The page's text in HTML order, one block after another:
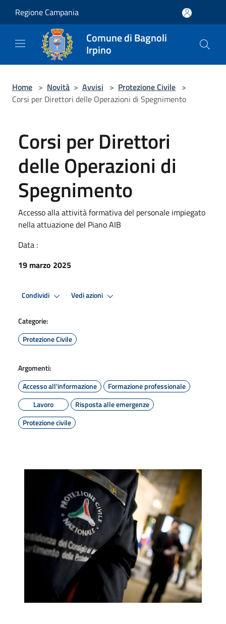
Regione Campania
Comune di Bagnoli
Irpino
Home > Novità > Avvisi > Protezione Civile >
Corsi per Direttori delle Operazioni di Spegnimento
Corsi per Direttori
delle Operazioni di
Spegnimento
Accesso alla attività formativa del personale impiegato
nella attuazione del Piano AIB
Data :
19 marzo 2025
Condividi Vedi azioni
Categorie:
Protezione Civile
Argomenti:
Accesso all'informazione
Formazione professionale
Lavoro
Risposta alle emergenze
Protezione civile